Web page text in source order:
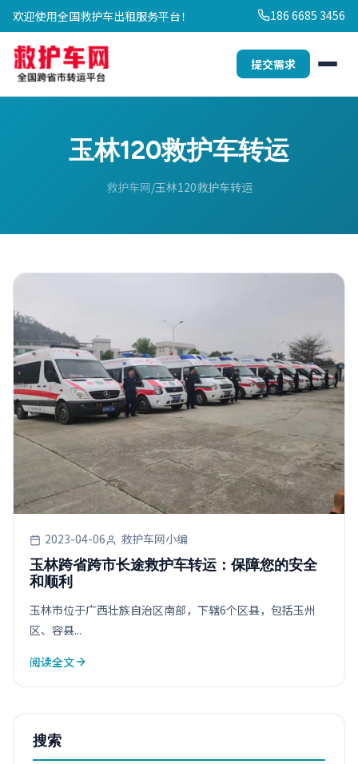
欢迎使用全国救护车出租服务平台！ 186 6685 3456
提交需求
玉林120救护车转运
救护车网 玉林120救护车转运
2023-04-06 救护车网小编
玉林跨省跨市长途救护车转运：保障您的安全
和顺利
玉林市位于广西壮族自治区南部，下辖6个区县，包括玉州
区、容县...
阅读全文
搜索